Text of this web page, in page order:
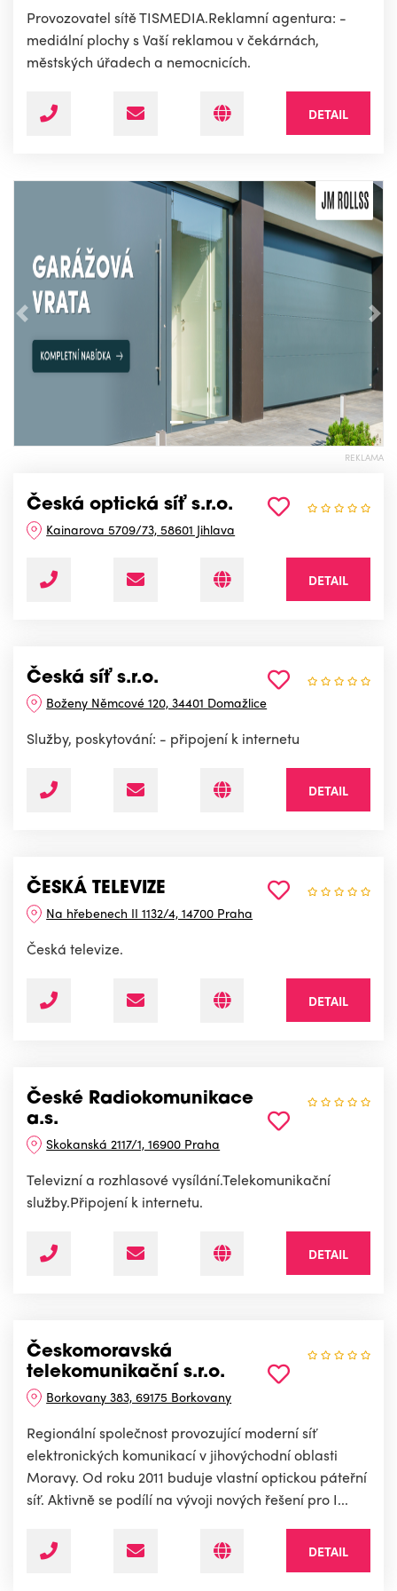
Provozovatel sítě TISMEDIA.Reklamní agentura: -
mediální plochy s Vaší reklamou v čekárnách,
městských úřadech a nemocnicích.
DETAIL
Předchozí
REKLAMA
Česká optická síť s.r.o.
Kainarova 5709/73, 58601 Jihlava
DETAIL
Česká síť s.r.o.
Boženy Němcové 120, 34401 Domažlice
Služby, poskytování: - připojení k internetu
DETAIL
ČESKÁ TELEVIZE
Na hřebenech II 1132/4, 14700 Praha
Česká televize.
DETAIL
České Radiokomunikace
a.s.
Skokanská 2117/1, 16900 Praha
Televizní a rozhlasové vysílání.Telekomunikační
služby.Připojení k internetu.
DETAIL
Českomoravská
telekomunikační s.r.o.
Borkovany 383, 69175 Borkovany
Regionální společnost provozující moderní síť
elektronických komunikací v jihovýchodní oblasti
Moravy. Od roku 2011 buduje vlastní optickou páteřní
síť. Aktivně se podílí na vývoji nových řešení pro I...
DETAIL